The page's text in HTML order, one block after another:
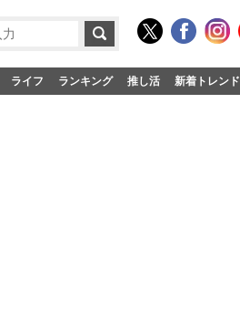
ライフ ランキング 推し活 新着トレンド